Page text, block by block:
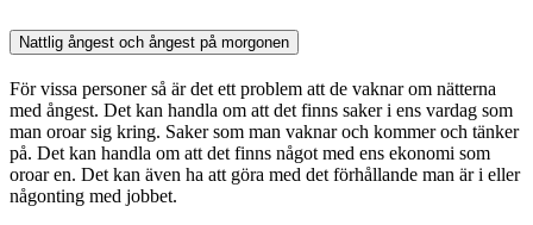
Nattlig ångest och ångest på morgonen
För vissa personer så är det ett problem att de vaknar om nätterna
med ångest. Det kan handla om att det finns saker i ens vardag som
man oroar sig kring. Saker som man vaknar och kommer och tänker
på. Det kan handla om att det finns något med ens ekonomi som
oroar en. Det kan även ha att göra med det förhållande man är i eller
någonting med jobbet.